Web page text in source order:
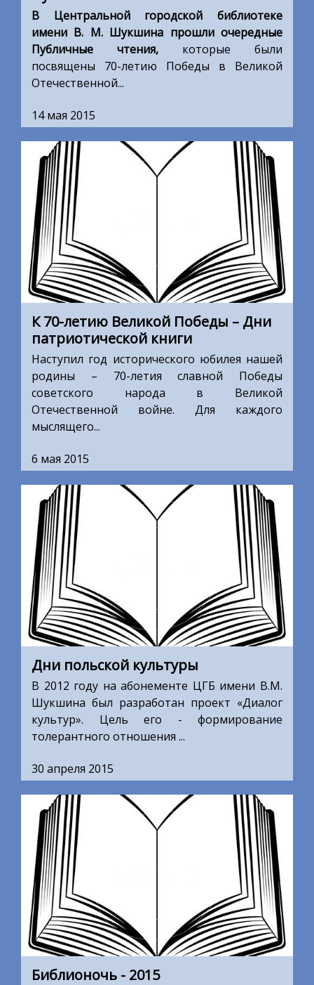
...
В Центральной городской библиотеке
имени В. М. Шукшина прошли очередные
Публичные чтения, которые были
посвящены 70-летию Победы в Великой
Отечественной...
14 мая 2015
К 70-летию Великой Победы – Дни
патриотической книги
Наступил год исторического юбилея нашей
родины – 70-летия славной Победы
советского народа в Великой
Отечественной войне. Для каждого
мыслящего...
6 мая 2015
Дни польской культуры
В 2012 году на абонементе ЦГБ имени В.М.
Шукшина был разработан проект «Диалог
культур». Цель его - формирование
толерантного отношения ...
30 апреля 2015
Библионочь - 2015